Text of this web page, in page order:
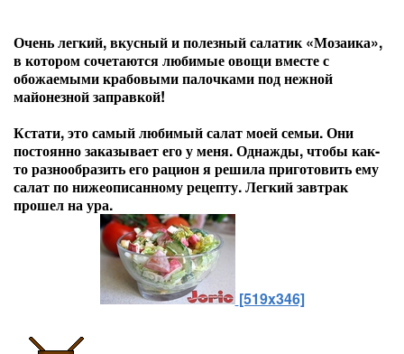
Очень легкий, вкусный и полезный салатик «Мозаика»,
в котором сочетаются любимые овощи вместе с
обожаемыми крабовыми палочками под нежной
майонезной заправкой!
Кстати, это самый любимый салат моей семьи. Они
постоянно заказывает его у меня. Однажды, чтобы как-
то разнообразить его рацион я решила приготовить ему
салат по нижеописанному рецепту. Легкий завтрак
прошел на ура.
[519x346]